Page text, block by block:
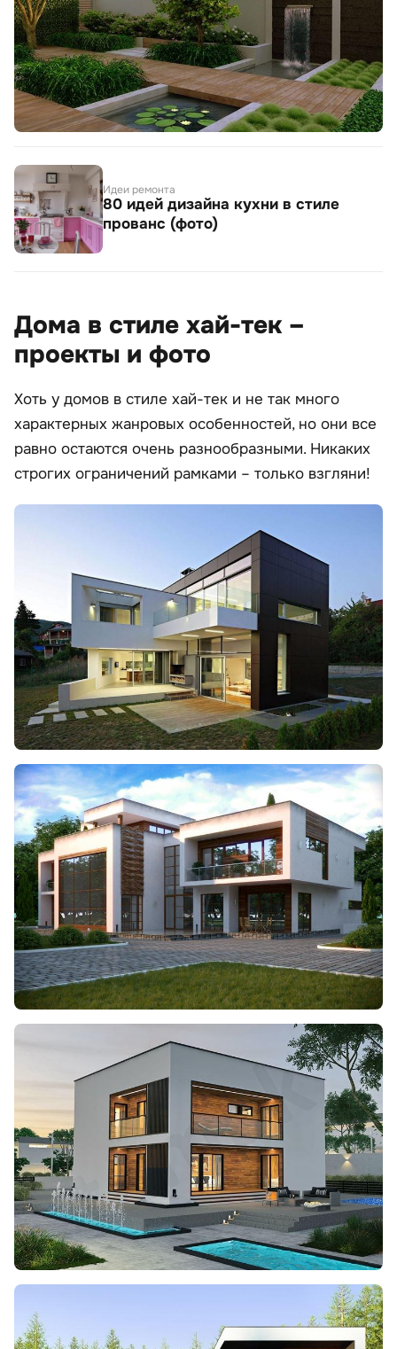
Идеи ремонта
80 идей дизайна кухни в стиле
прованс (фото)
Дома в стиле хай-тек –
проекты и фото
Хоть у домов в стиле хай-тек и не так много
характерных жанровых особенностей, но они все
равно остаются очень разнообразными. Никаких
строгих ограничений рамками – только взгляни!